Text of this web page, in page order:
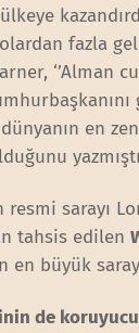
ülkeye
fazla
‘’Alman
en
sarayı
tahsis edilen
en büyük
de